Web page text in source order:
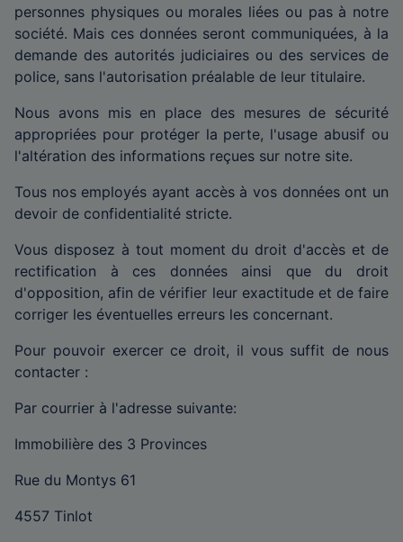
personnes physiques ou morales liées ou pas à notre
société. Mais ces données seront communiquées, à la
demande des autorités judiciaires ou des services de
police, sans l'autorisation préalable de leur titulaire.
Nous avons mis en place des mesures de sécurité
appropriées pour protéger la perte, l'usage abusif ou
l'altération des informations reçues sur notre site.
Tous nos employés ayant accès à vos données ont un
devoir de confidentialité stricte.
Vous disposez à tout moment du droit d'accès et de
rectification à ces données ainsi que du droit
d'opposition, afin de vérifier leur exactitude et de faire
corriger les éventuelles erreurs les concernant.
Pour pouvoir exercer ce droit, il vous suffit de nous
contacter :
Par courrier à l'adresse suivante:
Immobilière des 3 Provinces
Rue du Montys 61
4557 Tinlot